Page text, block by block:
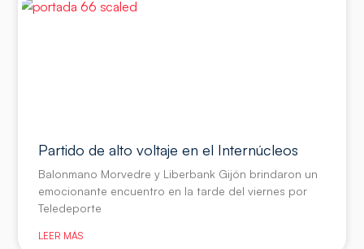
Partido de alto voltaje en el Internúcleos
Balonmano Morvedre y Liberbank Gijón brindaron un
emocionante encuentro en la tarde del viernes por
Teledeporte
LEER MÁS